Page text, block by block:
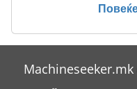
Sdmo J 66 K
Si 68
Machineseeker.mk